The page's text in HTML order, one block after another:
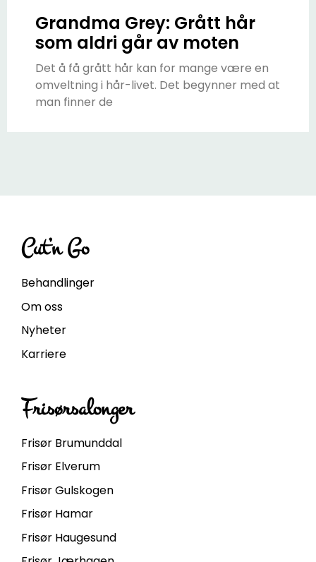
Grandma Grey: Grått hår
som aldri går av moten
Det å få grått hår kan for mange være en
omveltning i hår-livet. Det begynner med at
man finner de
Cut’n Go
Behandlinger
Om oss
Nyheter
Karriere
Frisørsalonger
Frisør Brumunddal
Frisør Elverum
Frisør Gulskogen
Frisør Hamar
Frisør Haugesund